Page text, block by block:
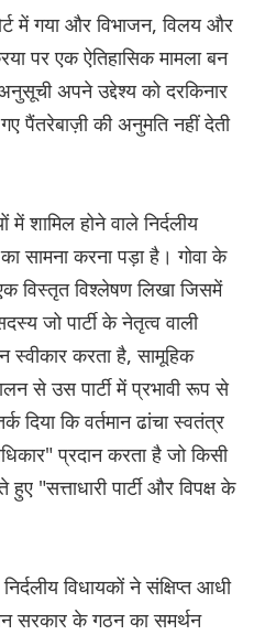
में गया और विभाजन, विलय और
पर एक ऐतिहासिक मामला बन
अपने उद्देश्य को दरकिनार
पैंतरेबाज़ी की अनुमति नहीं देती
में शामिल होने वाले निर्दलीय
सामना करना पड़ा है। गोवा के
विस्तृत विश्लेषण लिखा जिसमें
जो पार्टी के नेतृत्व वाली
स्वीकार करता है, सामूहिक
से उस पार्टी में प्रभावी रूप से
दिया कि वर्तमान ढांचा स्वतंत्र
प्रदान करता है जो किसी
"सत्ताधारी पार्टी और विपक्ष के
विधायकों ने संक्षिप्त आधी
सरकार के गठन का समर्थन